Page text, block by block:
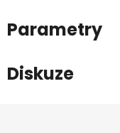
Parametry
Diskuze